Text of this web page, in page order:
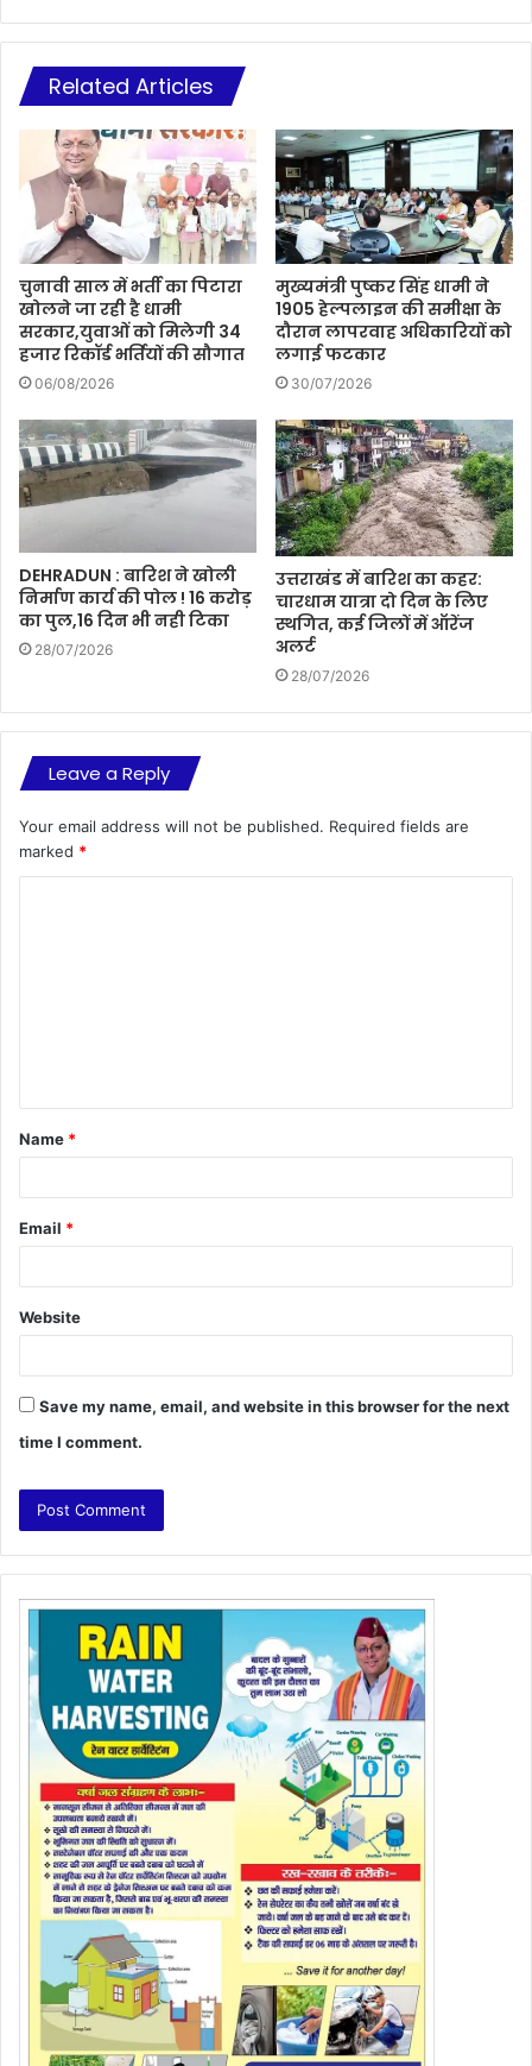
Related Articles
चुनावी साल में भर्ती का पिटारा
खोलने जा रही है धामी
सरकार,युवाओं को मिलेगी 34
हजार रिकॉर्ड भर्तियों की सौगात
06/08/2026
मुख्यमंत्री पुष्कर सिंह धामी ने
1905 हेल्पलाइन की समीक्षा के
दौरान लापरवाह अधिकारियों को
लगाई फटकार
30/07/2026
DEHRADUN : बारिश ने खोली
निर्माण कार्य की पोल ! 16 करोड़
का पुल,16 दिन भी नही टिका
28/07/2026
उत्तराखंड में बारिश का कहर:
चारधाम यात्रा दो दिन के लिए
स्थगित, कई जिलों में ऑरेंज
अलर्ट
28/07/2026
Leave a Reply
Your email address will not be published. Required fields are
marked *
t
*
Name *
Email *
Website
Save my name, email, and website in this browser for the next
time I comment.